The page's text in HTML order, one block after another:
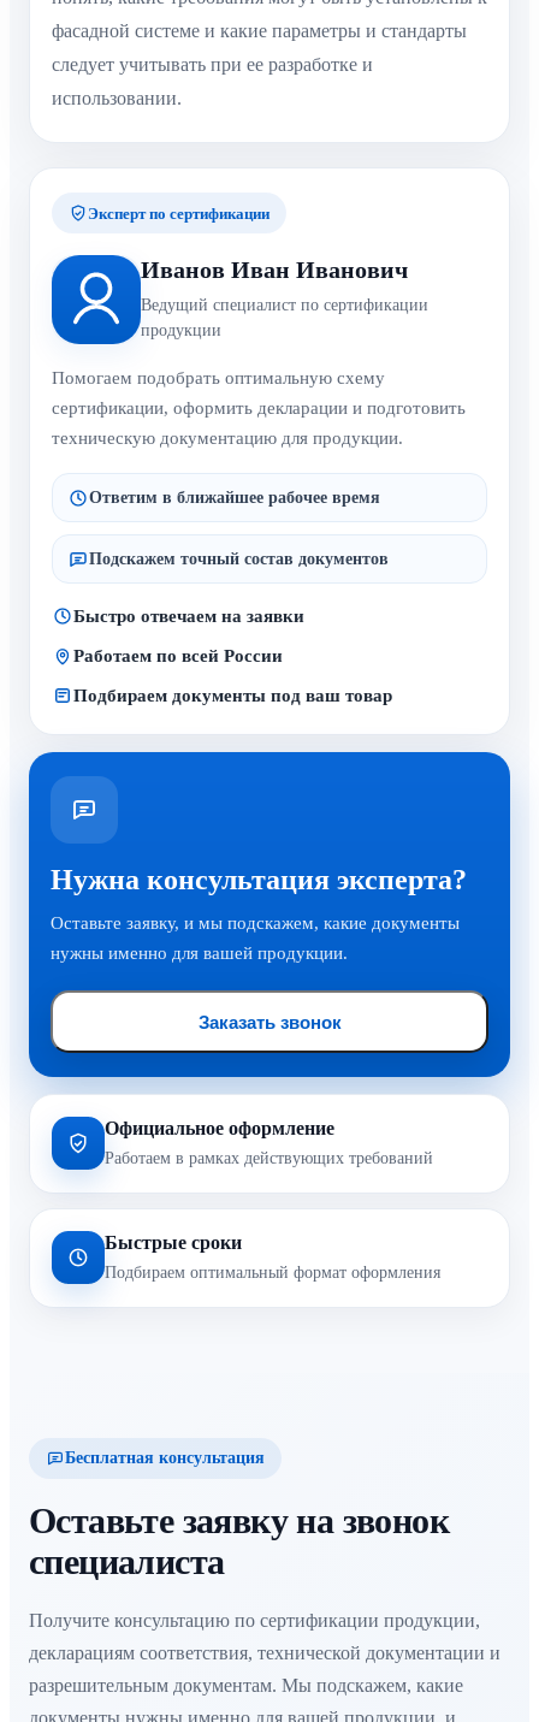
фасадной системе и какие параметры и стандарты
следует учитывать при ее разработке и
использовании.
Эксперт по сертификации
Иванов Иван Иванович
Ведущий специалист по сертификации
продукции
Помогаем подобрать оптимальную схему
сертификации, оформить декларации и подготовить
техническую документацию для продукции.
Ответим в ближайшее рабочее время
Подскажем точный состав документов
Быстро отвечаем на заявки
Работаем по всей России
Подбираем документы под ваш товар
Нужна консультация эксперта?
Оставьте заявку, и мы подскажем, какие документы
нужны именно для вашей продукции.
Заказать звонок
Официальное оформление
Работаем в рамках действующих требований
Быстрые сроки
Подбираем оптимальный формат оформления
Бесплатная консультация
Оставьте заявку на звонок
специалиста
Получите консультацию по сертификации продукции,
декларациям соответствия, технической документации и
разрешительным документам. Мы подскажем, какие